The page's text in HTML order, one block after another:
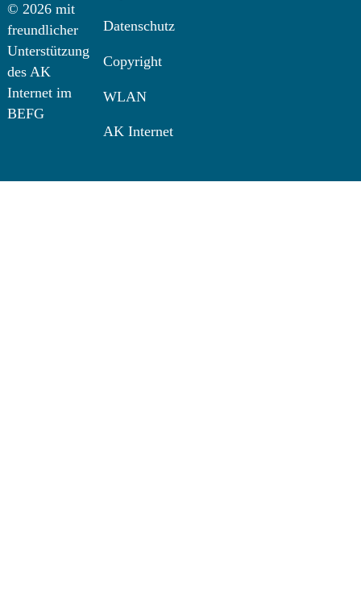
© 2026 mit
freundlicher
Unterstützung
des AK
Internet im
BEFG
Datenschutz
Copyright
WLAN
AK Internet